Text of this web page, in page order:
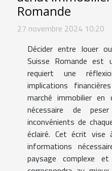
Romande
27 novembre 2024 10:20
Décider entre louer
Suisse Romande est
requiert une
implications
marché immobilier
nécessaire de
inconvénients de
éclairé. Cet écrit vise
informations
paysage complexe